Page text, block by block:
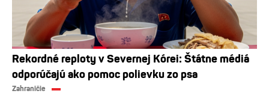
Rekordné reploty v Severnej Kórei: Štátne médiá
odporúčajú ako pomoc polievku zo psa
Zahraničie